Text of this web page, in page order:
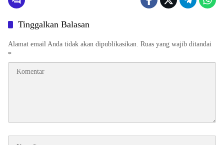
Tinggalkan Balasan
Alamat email Anda tidak akan dipublikasikan. Ruas yang wajib ditandai
*